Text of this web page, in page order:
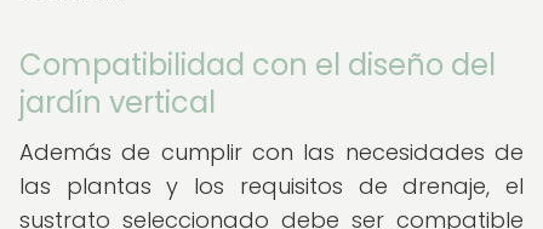
Compatibilidad con el diseño del
jardín vertical
Además de cumplir con las necesidades de
las plantas y los requisitos de drenaje, el
sustrato seleccionado debe ser compatible